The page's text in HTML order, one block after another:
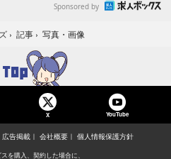
Sponsored by
› 記事 › 写真・画像
X YouTube
広告掲載 会社概要 個人情報保護方針
を購入、契約した場合に、